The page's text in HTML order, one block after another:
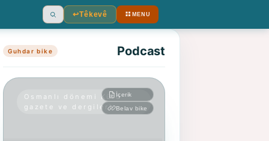
Ara ↩︎Têkevê MENU
Guhdar bike Podcast
Osmanlı dönemi Kürd
gazete ve dergileri
İçerik
Belav bike